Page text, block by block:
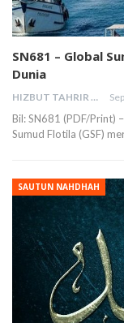
SN681 – Global
Dunia
HIZBUT TAHRIR MALAYSIA
Bil: SN681 (PDF/Print)
Sumud Flotila (GSF)
SAUTUN NAHDHAH